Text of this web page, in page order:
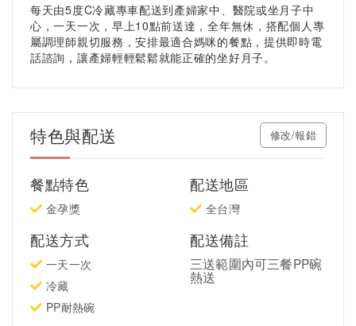
每天由5度C冷藏專車配送到產婦家中、醫院或坐月子中
心，一天一次，早上10點前送達，全年無休，搭配個人專
屬調理師親切服務，安排最適合媽咪的餐點，提供即時電
話諮詢，讓產婦輕輕鬆鬆就能正確的坐好月子。
特色與配送 修改/報錯
餐點特色
金孕獎
配送方式
一天一次
冷藏
PP耐熱碗
配送地區
全台灣
配送備註
三送範圍內可三餐PP碗
熱送